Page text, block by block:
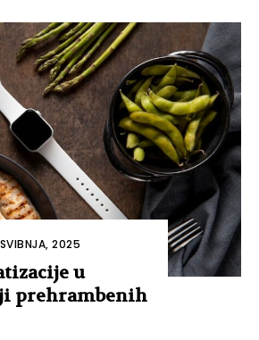
2025
u
prehrambenih